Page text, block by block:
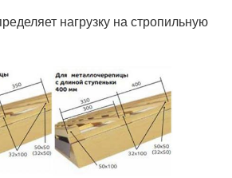
нагрузку на стропильную